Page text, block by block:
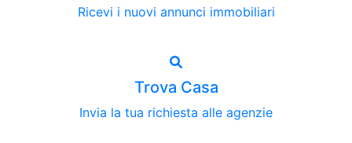
Ricevi i nuovi annunci immobiliari
Trova Casa
Invia la tua richiesta alle agenzie